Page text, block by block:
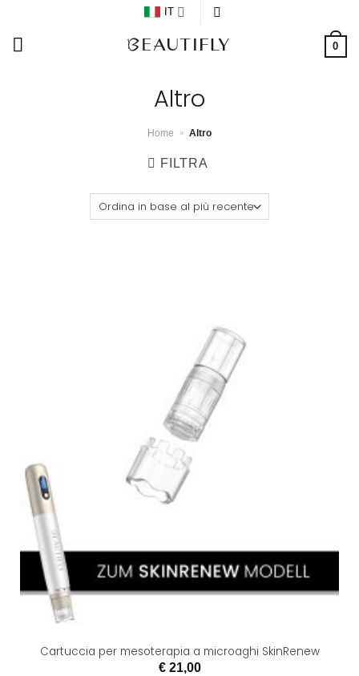
contenuti
IT
0
Altro
Home » Altro
FILTRA
Cartuccia per mesoterapia a microaghi SkinRenew
€21,00